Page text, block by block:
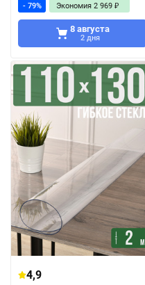
- 79% Экономия 2 969 ₽
8 августа
2 дня
4,9